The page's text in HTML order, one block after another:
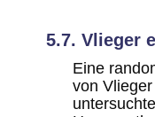
5.7. Vlieger
Eine
von